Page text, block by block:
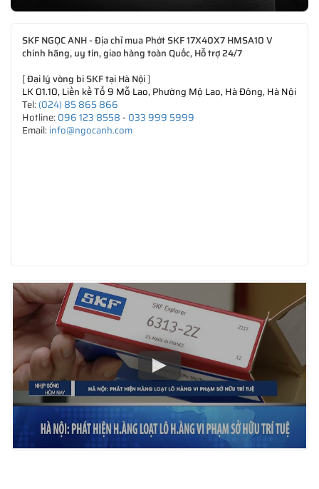
SKF NGỌC ANH - Địa chỉ mua Phớt SKF 17X40X7 HMSA10 V
chính hãng, uy tín, giao hàng toàn Quốc, Hỗ trợ 24/7
[Đại lý vòng bi SKF tại Hà Nội]
LK 01.10, Liền kề Tổ 9 Mỗ Lao, Phường Mộ Lao, Hà Đông, Hà Nội
Tel: (024) 85 865 866
Hotline: 096 123 8558- 033 999 5999
Email: info@ngocanh.com